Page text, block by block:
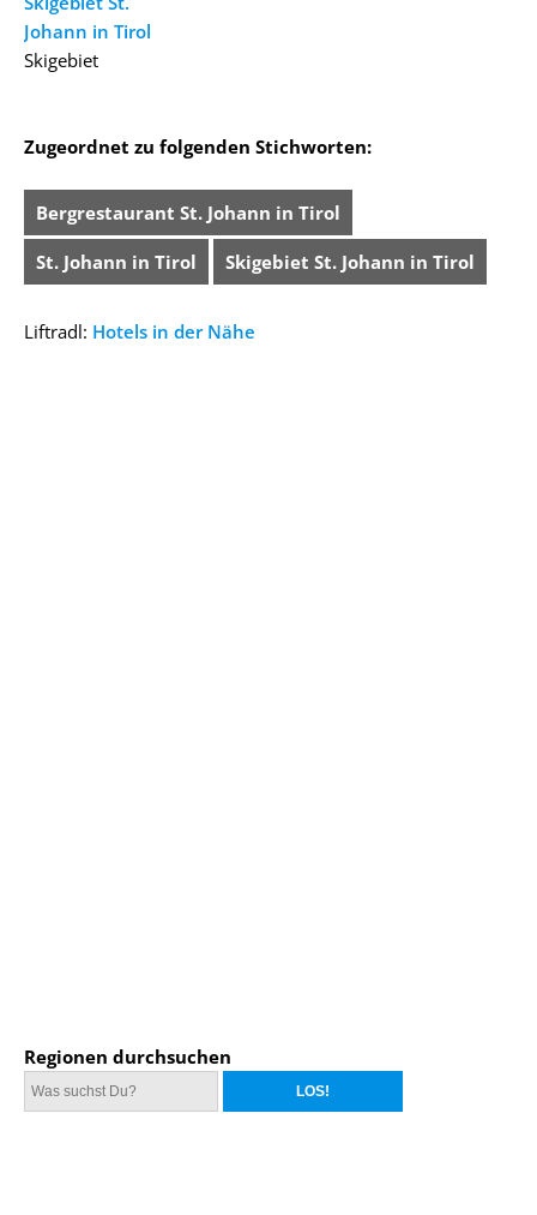
Johann in Tirol
Skigebiet
Zugeordnet zu folgenden Stichworten:
Bergrestaurant St. Johann in Tirol
St. Johann in Tirol Skigebiet St. Johann in Tirol
Liftradl: Hotels in der Nähe
Regionen durchsuchen